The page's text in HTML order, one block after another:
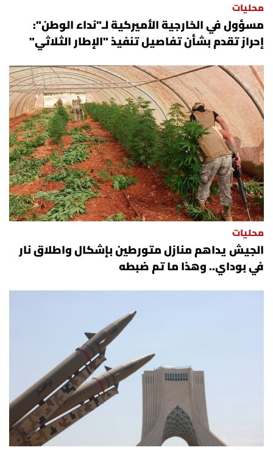
محليات
مسؤول في الخارجية الأميركية لـ"نداء الوطن":
إحراز تقدم بشأن تفاصيل تنفيذ "الإطار الثلاثي"
محليات
الجيش يداهم منازل متورطين بإشكال واطلاق نار
في بوداي.. وهذا ما تم ضبطه